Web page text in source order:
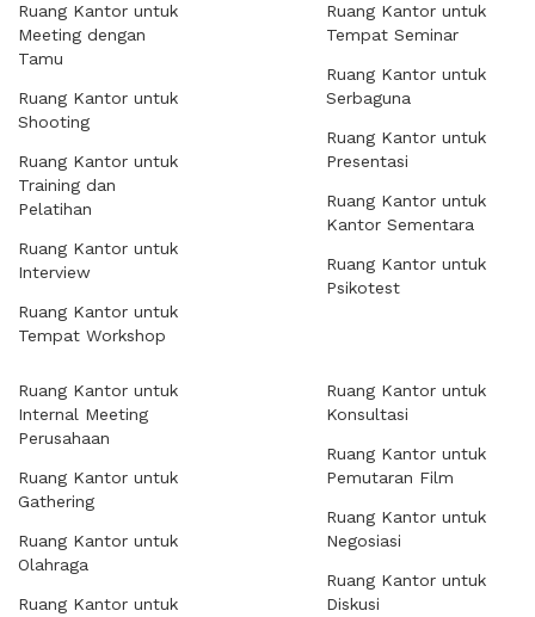
Ruang Kantor untuk
Meeting dengan
Tamu
Ruang Kantor untuk
Shooting
Ruang Kantor untuk
Training dan
Pelatihan
Ruang Kantor untuk
Interview
Ruang Kantor untuk
Tempat Workshop
Ruang Kantor untuk
Tempat Seminar
Ruang Kantor untuk
Serbaguna
Ruang Kantor untuk
Presentasi
Ruang Kantor untuk
Kantor Sementara
Ruang Kantor untuk
Psikotest
Ruang Kantor untuk
Internal Meeting
Perusahaan
Ruang Kantor untuk
Gathering
Ruang Kantor untuk
Olahraga
Ruang Kantor untuk
Ruang Kantor untuk
Konsultasi
Ruang Kantor untuk
Pemutaran Film
Ruang Kantor untuk
Negosiasi
Ruang Kantor untuk
Diskusi